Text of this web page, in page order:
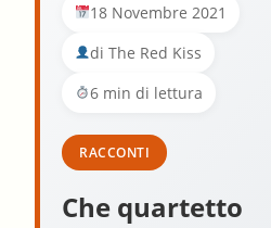
18 Novembre 2021
di The Red Kiss
6 min di lettura
RACCONTI
Che quartetto